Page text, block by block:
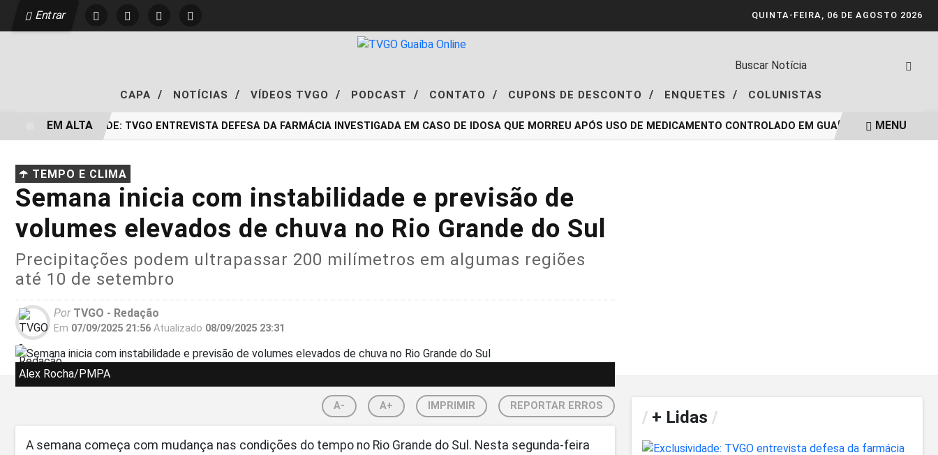
Entrar QUINTA-FEIRA, 06 DE AGOSTO 2026
CAPA / NOTÍCIAS / VÍDEOS TVGO / PODCAST / CONTATO / CUPONS DE DESCONTO / ENQUETES / COLUNISTAS
EXCLUSIVIDADE: TVGO ENTREVISTA DEFESA DA FARMÁCIA INVESTIGADA EM CASO DE IDOSA QUE MORREU APÓS USO DE MEDICAMENTO CONTROLADO EM GUAÍBA MERCADO
EM ALTA MENU
☂️ TEMPO E CLIMA
Semana inicia com instabilidade e previsão de
volumes elevados de chuva no Rio Grande do Sul
Precipitações podem ultrapassar 200 milímetros em algumas regiões
até 10 de setembro
PorTVGO - Redação
Em 07/09/2025 21:56 Atualizado 08/09/2025 23:31
Alex Rocha/PMPA
A- A+ IMPRIMIR REPORTAR ERROS
A semana começa com mudança nas condições do tempo no Rio Grande do Sul. Nesta segunda-feira
/+ Lidas /